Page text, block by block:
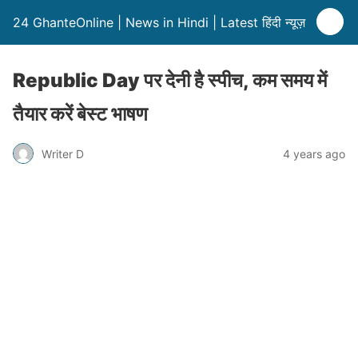
24 GhanteOnline | News in Hindi | Latest हिंदी न्यूज़
Republic Day पर देनी है स्पीच, कम समय में
तैयार करें बेस्ट भाषण
Writer D 4 years ago